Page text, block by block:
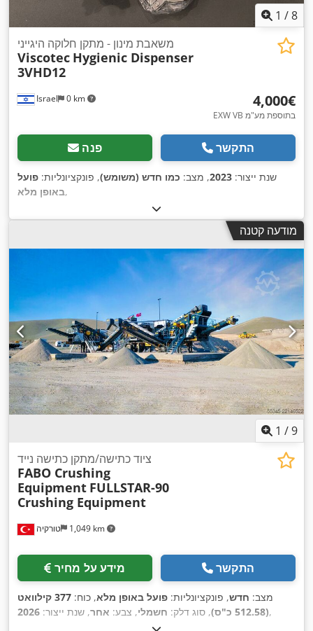
1 /8
Israel 0 km
משאבת מינון - מתקן חלוקה היגייני
Viscotec Hygienic Dispenser
3VHD12
‏4,000 ‏€
EXW VB בתוספת מע"מ
פנה התקשר
שנת ייצור: 2023, מצב: כמו חדש (משומש), פונקציונליות: פועל
באופן מלא,
מודעה קטנה
1 /9
טורקיה 1,049 km
ציוד כתישה/מתקן כתישה נייד
FABO Crushing
Equipment FULLSTAR-90
Crushing Equipment
מידע על מחיר התקשר
מצב: חדש, פונקציונליות: פועל באופן מלא, כוח:
377 קילוואט
(512.58 כ"ס)
, סוג דלק: חשמלי, צבע: אחר, שנת ייצור: 2026 ,